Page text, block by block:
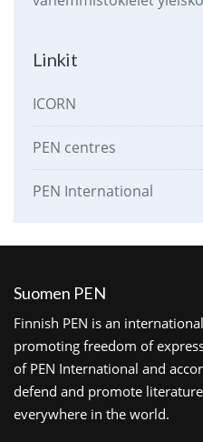
Linkit
ICORN
PEN centres
PEN International
Suomen PEN
Finnish PEN is an
promoting freedom of
of PEN International and
defend and promote
everywhere in the world.